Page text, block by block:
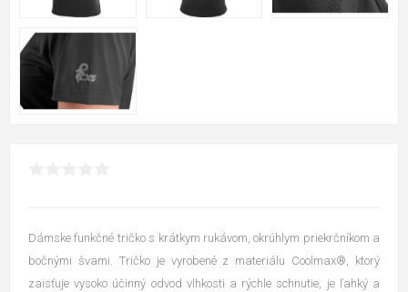
Dámske funkčné tričko s krátkym rukávom, okrúhlym priekrčníkom a
bočnými švami. Tričko je vyrobené z materiálu Coolmax®, ktorý
zaisťuje vysoko účinný odvod vlhkosti a rýchle schnutie, je ľahký a